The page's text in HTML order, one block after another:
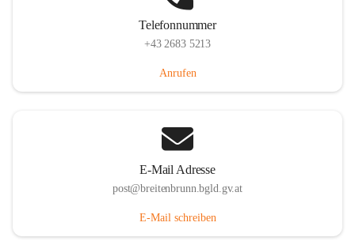
Telefonnummer
+43 2683 5213
Anrufen
E-Mail Adresse
post@breitenbrunn.bgld.gv.at
E-Mail schreiben